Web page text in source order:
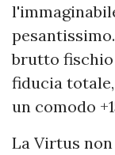
brutto fischio
fiducia
un comodo
La Virtus